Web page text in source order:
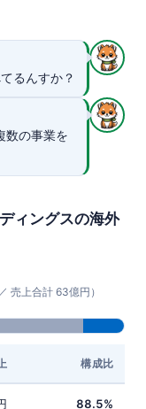
るんすか？
数の事業を
ィングスの海外
売上合計 63億円）
構成比
88.5%